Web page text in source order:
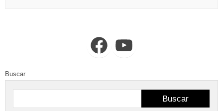
FacebookYouTube
Buscar
Buscar